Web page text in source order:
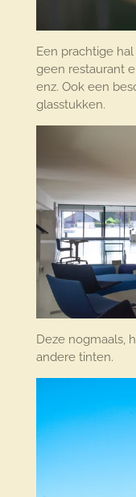
Een prachtige
geen restaurant
enz. Ook een
glasstukken.
Deze nogmaals,
andere tinten.